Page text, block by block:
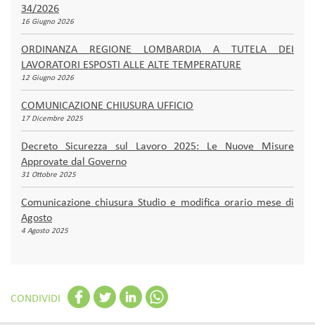
34/2026
16 Giugno 2026
ORDINANZA REGIONE LOMBARDIA A TUTELA DEI
LAVORATORI ESPOSTI ALLE ALTE TEMPERATURE
12 Giugno 2026
COMUNICAZIONE CHIUSURA UFFICIO
17 Dicembre 2025
Decreto Sicurezza sul Lavoro 2025: Le Nuove Misure
Approvate dal Governo
31 Ottobre 2025
Comunicazione chiusura Studio e modifica orario mese di
Agosto
4 Agosto 2025
CONDIVIDI